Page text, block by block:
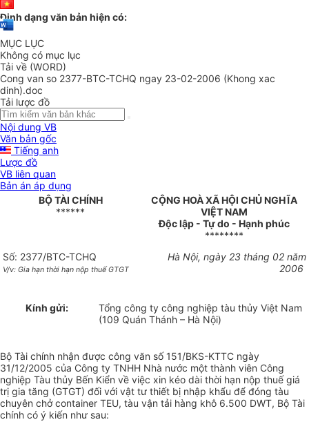
Định dạng văn bản hiện có:
MỤC LỤC
Không có mục lục
Tải về (WORD)
Cong van so 2377-BTC-TCHQ ngay 23-02-2006 (Khong xac
dinh).doc
Tải lược đồ
Nội dung VB
Văn bản gốc
Tiếng anh
Lược đồ
VB liên quan
Bản án áp dụng
BỘ TÀI CHÍNH
******
CỘNG HOÀ XÃ HỘI CHỦ NGHĨA
VIỆT NAM
Độc lập - Tự do - Hạnh phúc
********
Số: 2377/BTC-TCHQ
V/v: Gia hạn thời hạn nộp thuế GTGT
Hà Nội, ngày 23 tháng 02 năm
2006
Kính gửi:
Tổng công ty công nghiệp tàu thủy Việt Nam
(109 Quán Thánh – Hà Nội)
Bộ Tài chính nhận được công văn số 151/BKS-KTTC ngày
31/12/2005 của Công ty TNHH Nhà nước một thành viên Công
nghiệp Tàu thủy Bến Kiển về việc xin kéo dài thời hạn nộp thuế giá
trị gia tăng (GTGT) đối với vật tư thiết bị nhập khẩu để đóng tàu
chuyên chở container TEU, tàu vận tải hàng khô 6.500 DWT, Bộ Tài
chính có ý kiến như sau: